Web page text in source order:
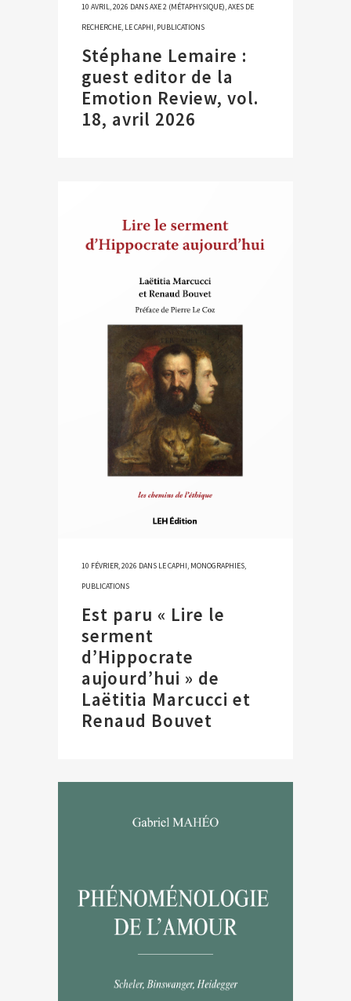
10 AVRIL, 2026 DANSAXE 2 (MÉTAPHYSIQUE),AXES DE
RECHERCHE, LE CAPHI, PUBLICATIONS
Stéphane Lemaire :
guest editor de la
Emotion Review, vol.
18, avril 2026
10 FÉVRIER, 2026 DANS LE CAPHI, MONOGRAPHIES,
PUBLICATIONS
Est paru « Lire le
serment
d’Hippocrate
aujourd’hui » de
Laëtitia Marcucci et
Renaud Bouvet